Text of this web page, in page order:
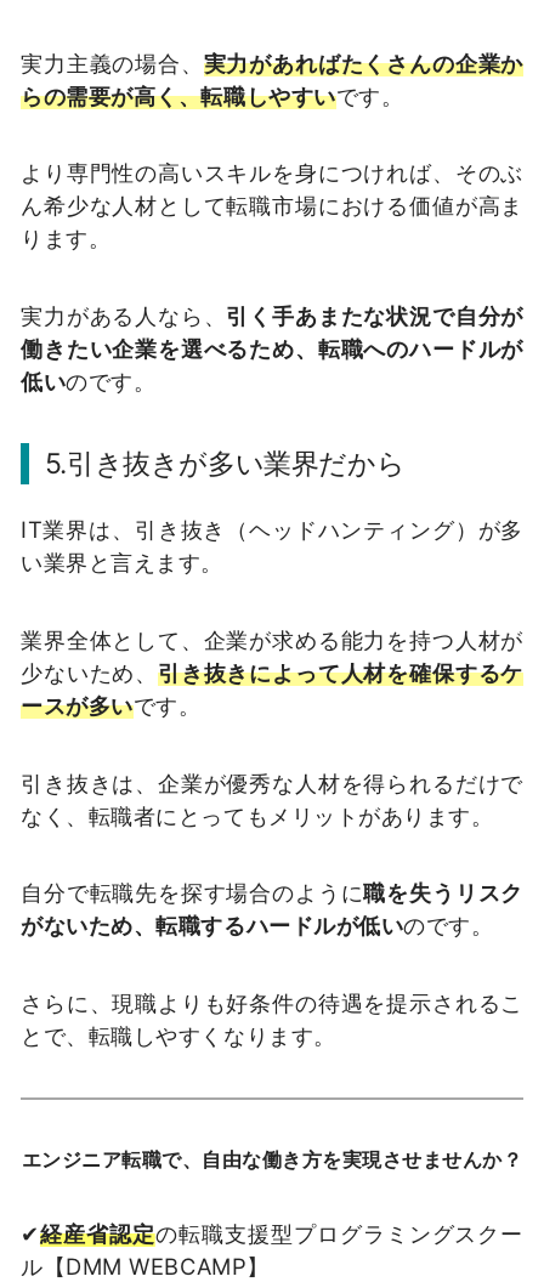
実力主義の場合、 実力があればたくさんの企業か
らの需要が高く、転職しやすいです。
より専門性の高いスキルを身につければ、そのぶ
ん希少な人材として転職市場における価値が高ま
ります。
実力がある人なら、 引く手あまたな状況で自分が
働きたい企業を選べるため、転職へのハードルが
低いのです。
5.引き抜きが多い業界だから
IT業界は、引き抜き（ヘッドハンティング）が多
い業界と言えます。
業界全体として、企業が求める能力を持つ人材が
少ないため、 引き抜きによって人材を確保するケ
ースが多いです。
引き抜きは、企業が優秀な人材を得られるだけで
なく、転職者にとってもメリットがあります。
自分で転職先を探す場合のように職を失うリスク
がないため、転職するハードルが低いのです。
さらに、現職よりも好条件の待遇を提示されるこ
とで、転職しやすくなります。
エンジニア転職で、自由な働き方を実現させませんか？
✔経産省認定の転職支援型プログラミングスクー
ル【DMM WEBCAMP】